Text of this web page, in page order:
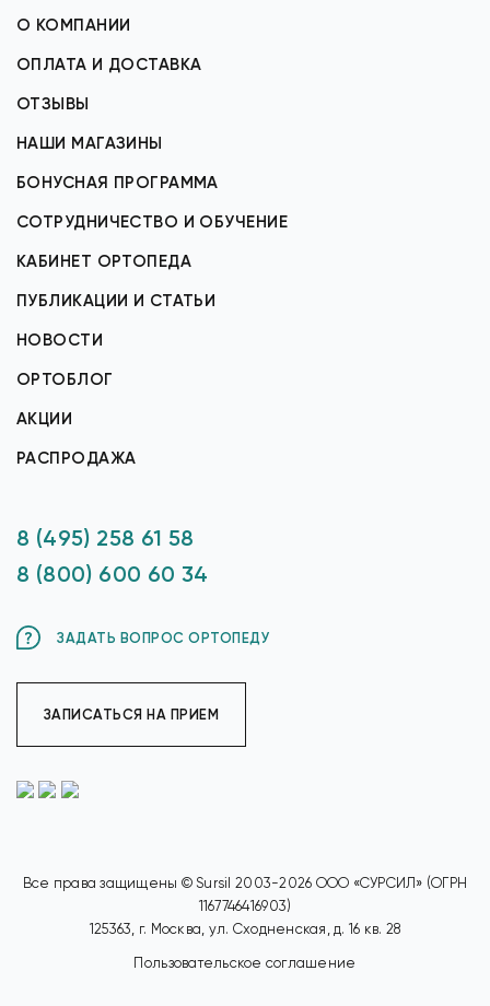
О КОМПАНИИ
ОПЛАТА И ДОСТАВКА
ОТЗЫВЫ
НАШИ МАГАЗИНЫ
БОНУСНАЯ ПРОГРАММА
СОТРУДНИЧЕСТВО И ОБУЧЕНИЕ
КАБИНЕТ ОРТОПЕДА
ПУБЛИКАЦИИ И СТАТЬИ
НОВОСТИ
ОРТОБЛОГ
АКЦИИ
РАСПРОДАЖА
8 (495) 258 61 58
8 (800) 600 60 34
ЗАДАТЬ ВОПРОС ОРТОПЕДУ
ЗАПИСАТЬСЯ НА ПРИЕМ
Все права защищены © Sursil 2003-2026 ООО «СУРСИЛ» (ОГРН
1167746416903)
125363, г. Москва, ул. Сходненская, д. 16 кв. 28
Пользовательское соглашение